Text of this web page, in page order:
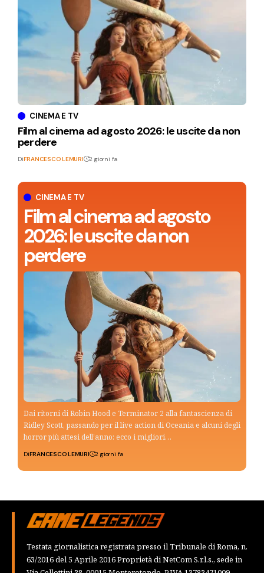
CINEMA E TV
Film al cinema ad agosto
2026: le uscite da non
perdere
Dai ritorni di Robin Hood e Terminator 2 alla fantascienza di
Ridley Scott, passando per il live action di Oceania e alcuni degli
horror più attesi dell’anno: ecco i migliori…
DiFRANCESCO LEMURI 2 giorni fa
CINEMA E TV
Film al cinema ad agosto 2026: le uscite da non
perdere
DiFRANCESCO LEMURI 2 giorni fa
Testata giornalistica registrata presso il Tribunale di Roma, n.
63/2016 del 5 Aprile 2016 Proprietà di NetCom S.r.l.s., sede in